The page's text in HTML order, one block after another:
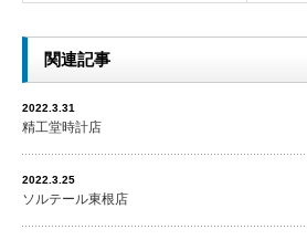
関連記事
2022.3.31
精工堂時計店
2022.3.25
ソルテール東根店